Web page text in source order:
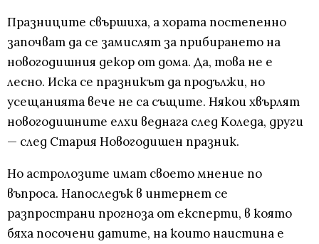
Празниците свършиха, а хората постепенно
започват да се замислят за прибирането на
новогодишния декор от дома. Да, това не е
лесно. Иска се празникът да продължи, но
усещанията вече не са същите. Някои хвърлят
новогодишните елхи веднага след Коледа, други
— след Стария Новогодишен празник.
Но астролозите имат своето мнение по
въпроса. Напоследък в интернет се
разпространи прогноза от експерти, в която
бяха посочени датите, на които наистина е